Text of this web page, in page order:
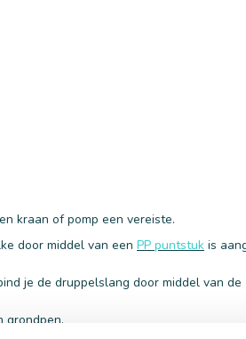
kraan of pomp een vereiste.
door middel van een PP puntstuk is
je de druppelslang door middel van de
grondpen.